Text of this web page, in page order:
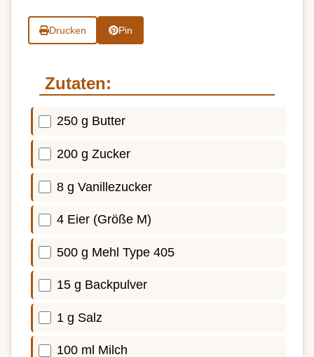
Drucken Pin
Zutaten:
250 g Butter
200 g Zucker
8 g Vanillezucker
4 Eier (Größe M)
500 g Mehl Type 405
15 g Backpulver
1 g Salz
100 ml Milch